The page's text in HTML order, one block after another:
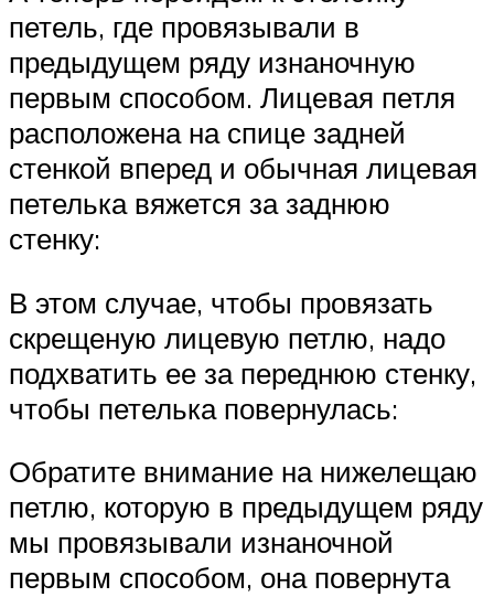
петель, где провязывали в
предыдущем ряду изнаночную
первым способом. Лицевая петля
расположена на спице задней
стенкой вперед и обычная лицевая
петелька вяжется за заднюю
стенку:
В этом случае, чтобы провязать
скрещеную лицевую петлю, надо
подхватить ее за переднюю стенку,
чтобы петелька повернулась:
Обратите внимание на нижелещаю
петлю, которую в предыдущем ряду
мы провязывали изнаночной
первым способом, она повернута